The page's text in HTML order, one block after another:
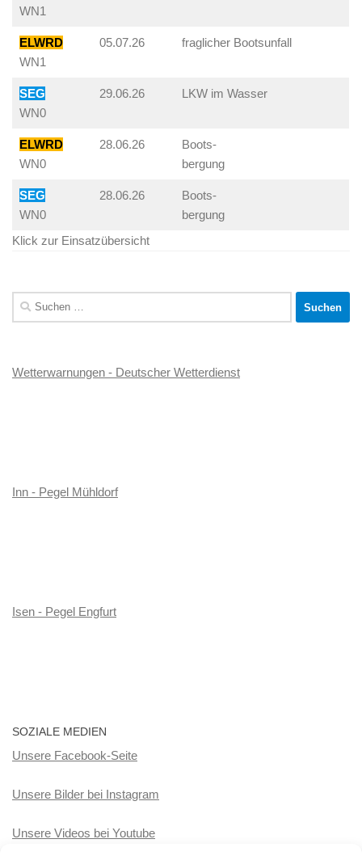
WN1
ELWRD
WN1
05.07.26 fraglicher Bootsunfall
SEG
WN0
29.06.26 LKW im Wasser
ELWRD
WN0
28.06.26
Boots-
bergung
SEG
WN0
28.06.26
Boots-
bergung
Klick zur Einsatzübersicht
Suchen
nach:
Wetterwarnungen - Deutscher Wetterdienst
Inn - Pegel Mühldorf
Isen - Pegel Engfurt
SOZIALE MEDIEN
Unsere Facebook-Seite
Unsere Bilder bei Instagram
Unsere Videos bei Youtube